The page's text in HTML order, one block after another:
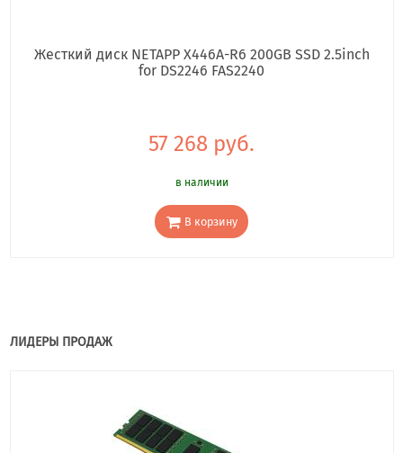
Жесткий диск NETAPP X446A-R6 200GB SSD 2.5inch
for DS2246 FAS2240
57 268 руб.
в наличии
В корзину
ЛИДЕРЫ ПРОДАЖ